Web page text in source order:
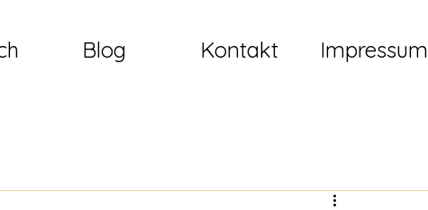
Blog Kontakt Impressum